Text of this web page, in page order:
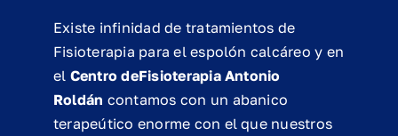
Existe infinidad de tratamientos de
Fisioterapia para el espolón calcáreo y en
el Centro deFisioterapia Antonio
Roldán contamos con un abanico
terapeútico enorme con el que nuestros